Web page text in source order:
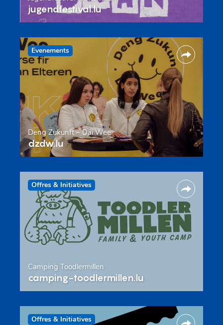
jugendfestival.lu
Evenements
Deng Zukunft – Däi Wee
dzdw.lu
Offres & Initiatives
Camping Toodlermillen
camping-toodlermillen.lu
Offres & Initiatives